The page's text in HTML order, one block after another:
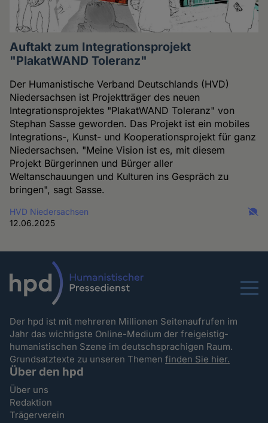
Auftakt zum Integrationsprojekt
"PlakatWAND Toleranz"
Der Humanistische Verband Deutschlands (HVD)
Niedersachsen ist Projektträger des neuen
Integrationsprojektes "PlakatWAND Toleranz" von
Stephan Sasse geworden. Das Projekt ist ein mobiles
Integrations-, Kunst- und Kooperationsprojekt für ganz
Niedersachsen. "Meine Vision ist es, mit diesem
Projekt Bürgerinnen und Bürger aller
Weltanschauungen und Kulturen ins Gespräch zu
bringen", sagt Sasse.
HVD Niedersachsen
12.06.2025
Menu
Der hpd ist mit mehreren Millionen Seitenaufrufen im
Jahr das wichtigste Online-Medium der freigeistig-
humanistischen Szene im deutschsprachigen Raum.
Grundsatztexte zu unseren Themenfinden Sie hier.
Über den hpd
Über uns
Redaktion
Trägerverein